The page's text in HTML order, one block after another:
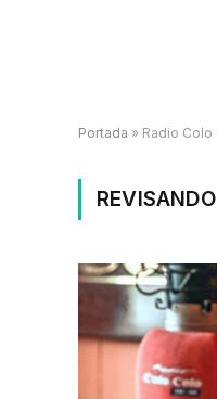
Portada » Radio Colo